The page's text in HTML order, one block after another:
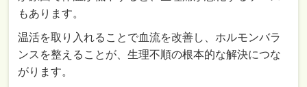
もあります。
温活を取り入れることで血流を改善し、ホルモンバラ
ンスを整えることが、生理不順の根本的な解決につな
がります。